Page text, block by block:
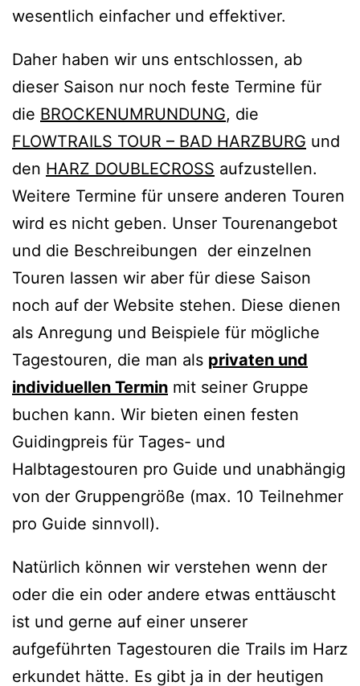
wesentlich einfacher und effektiver.
Daher haben wir uns entschlossen, ab
dieser Saison nur noch feste Termine für
die BROCKENUMRUNDUNG, die
FLOWTRAILS TOUR – BAD HARZBURG und
den HARZ DOUBLECROSS aufzustellen.
Weitere Termine für unsere anderen Touren
wird es nicht geben. Unser Tourenangebot
und die Beschreibungen der einzelnen
Touren lassen wir aber für diese Saison
noch auf der Website stehen. Diese dienen
als Anregung und Beispiele für mögliche
Tagestouren, die man als privaten und
individuellen Termin mit seiner Gruppe
buchen kann. Wir bieten einen festen
Guidingpreis für Tages- und
Halbtagestouren pro Guide und unabhängig
von der Gruppengröße (max. 10 Teilnehmer
pro Guide sinnvoll).
Natürlich können wir verstehen wenn der
oder die ein oder andere etwas enttäuscht
ist und gerne auf einer unserer
aufgeführten Tagestouren die Trails im Harz
erkundet hätte. Es gibt ja in der heutigen